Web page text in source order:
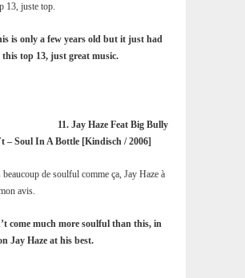
13, juste top.
is only a few years old but it just had
this top 13, just great music.
11. Jay Haze Feat Big Bully
– Soul In A Bottle [Kindisch / 2006]
de soulful comme ça, Jay Haze à
avis.
come much more soulful than this, in
Jay Haze at his best.